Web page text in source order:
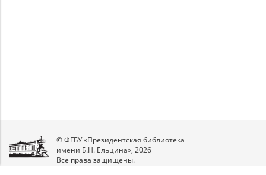
© ФГБУ «Президентская библиотека
имени Б.Н. Ельцина», 2026
Все права защищены.